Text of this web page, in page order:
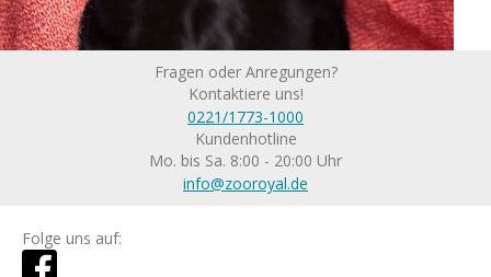
Fragen oder Anregungen?
Kontaktiere uns!
0221/1773-1000
Kundenhotline
Mo. bis Sa. 8:00 - 20:00 Uhr
info@zooroyal.de
Folge uns auf: